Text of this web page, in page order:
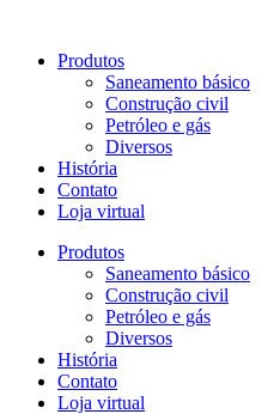
Produtos
Saneamento básico
Construção civil
Petróleo e gás
Diversos
História
Contato
Loja virtual
Produtos
Saneamento básico
Construção civil
Petróleo e gás
Diversos
História
Contato
Loja virtual